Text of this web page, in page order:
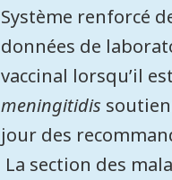
Système renforcé
données de
vaccinal lorsqu’il
meningitidis
jour des
La section des